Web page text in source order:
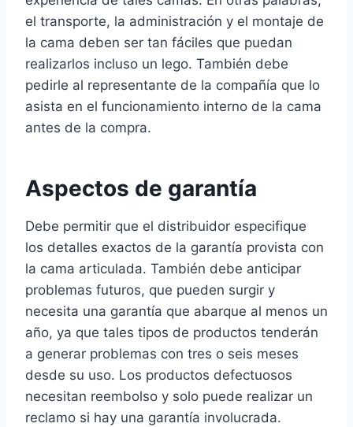
el transporte, la administración y el montaje de
la cama deben ser tan fáciles que puedan
realizarlos incluso un lego. También debe
pedirle al representante de la compañía que lo
asista en el funcionamiento interno de la cama
antes de la compra.
Aspectos de garantía
Debe permitir que el distribuidor especifique
los detalles exactos de la garantía provista con
la cama articulada. También debe anticipar
problemas futuros, que pueden surgir y
necesita una garantía que abarque al menos un
año, ya que tales tipos de productos tenderán
a generar problemas con tres o seis meses
desde su uso. Los productos defectuosos
necesitan reembolso y solo puede realizar un
reclamo si hay una garantía involucrada.